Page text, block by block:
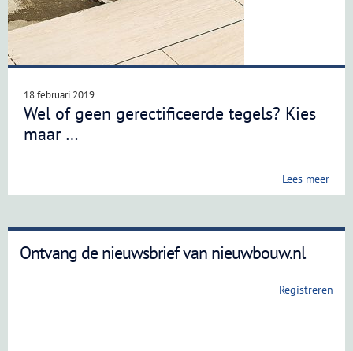
18 februari 2019
Wel of geen gerectificeerde tegels? Kies
maar …
Lees meer
Ontvang de nieuwsbrief van nieuwbouw.nl
Registreren